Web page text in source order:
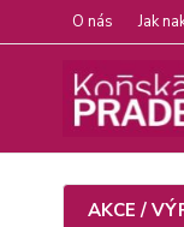
O nás Jak
AKCE /